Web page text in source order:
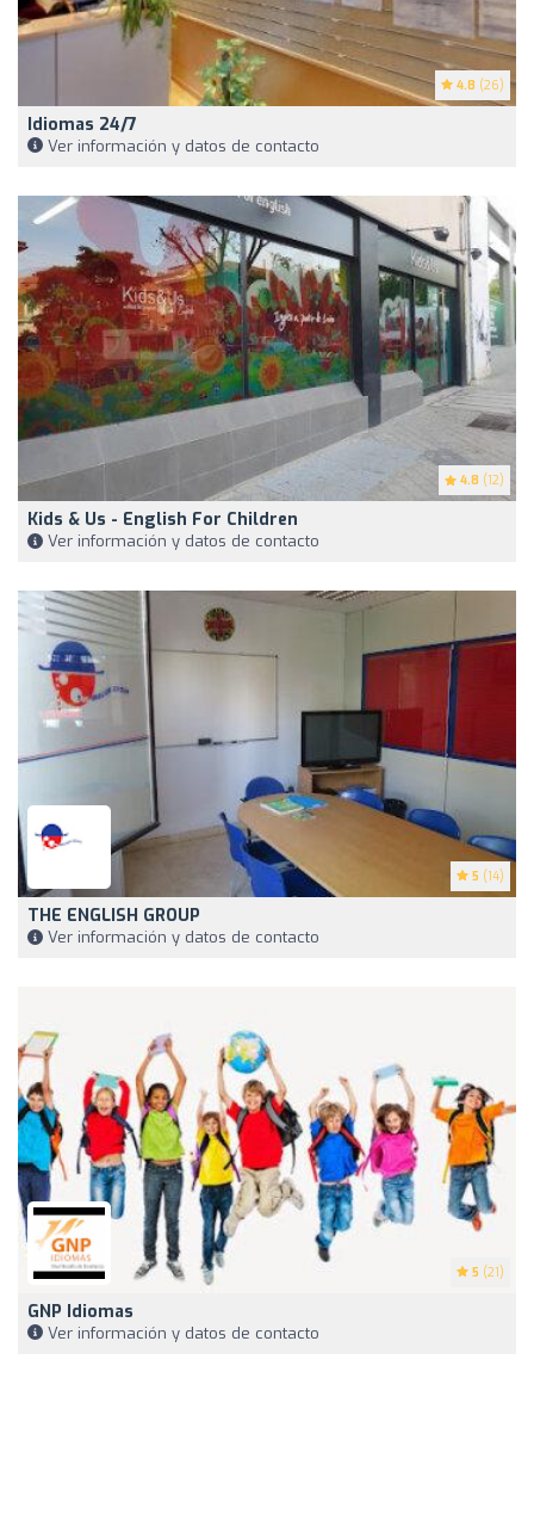
4.8 (26)
Idiomas 24/7
Ver información y datos de contacto
4.8 (12)
Kids & Us - English For Children
Ver información y datos de contacto
5 (14)
THE ENGLISH GROUP
Ver información y datos de contacto
5 (21)
GNP Idiomas
Ver información y datos de contacto